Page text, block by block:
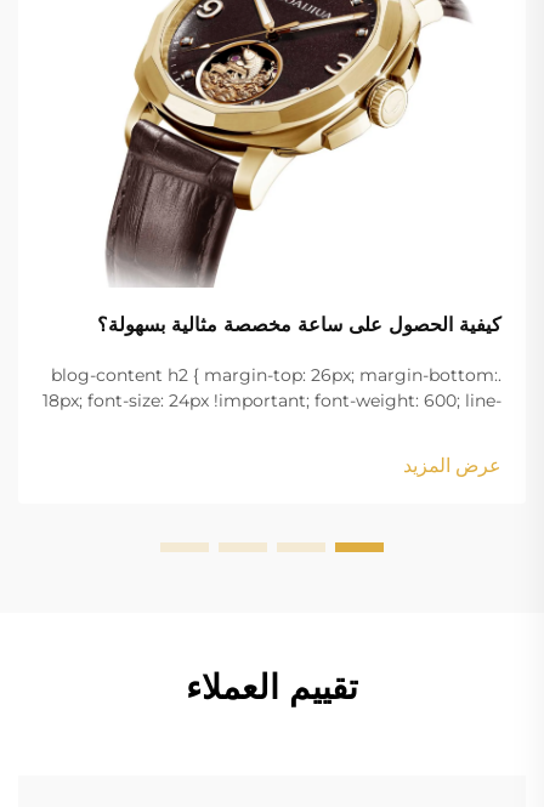
كيفية الحصول على ساعة مخصصة مثالية بسهولة؟
.blog-content h2 { margin-top: 26px; margin-bottom:
18px; font-size: 24px !important; font-weight: 600; line-
margin-bottom: 18px; font-size: 20px !important; font-
w...
عرض المزيد
تقييم العملاء